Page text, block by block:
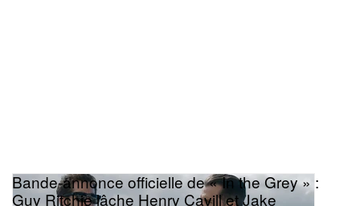
Bande-annonce officielle de « In the Grey » :
Guy Ritchie lâche Henry Cavill et Jake